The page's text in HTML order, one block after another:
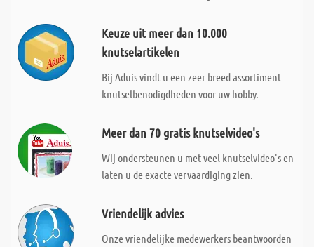
Keuze uit meer dan 10.000
knutselartikelen
Bij Aduis vindt u een zeer breed assortiment
knutselbenodigdheden voor uw hobby.
Meer dan 70 gratis knutselvideo's
Wij ondersteunen u met veel knutselvideo's en
laten u de exacte vervaardiging zien.
Vriendelijk advies
Onze vriendelijke medewerkers beantwoorden